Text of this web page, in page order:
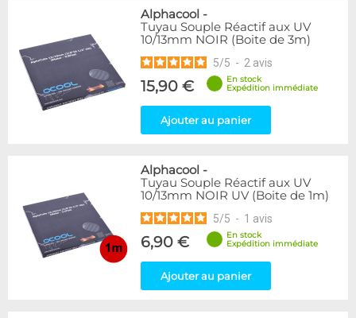
Alphacool -
Tuyau Souple Réactif aux UV
10/13mm NOIR (Boite de 3m)
5/5 - 2 avis
15,90 €
En stock
Expédition immédiate
Ajouter au panier
Alphacool -
Tuyau Souple Réactif aux UV
10/13mm NOIR UV (Boite de 1m)
5/5 - 1 avis
6,90 €
En stock
Expédition immédiate
Ajouter au panier